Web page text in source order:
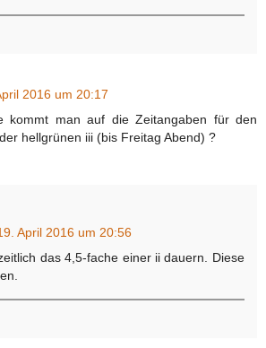
2016 um 20:17
kommt man auf die Zeitangaben für den
hellgrünen iii (bis Freitag Abend) ?
April 2016 um 20:56
das 4,5-fache einer ii dauern. Diese